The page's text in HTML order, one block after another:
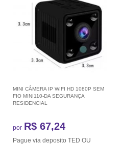
MINI CÂMERA IP WIFI HD 1080P SEM
FIO MINI110-DA SEGURANÇA
RESIDENCIAL
por R$ 67,24
Pague via deposito TED OU